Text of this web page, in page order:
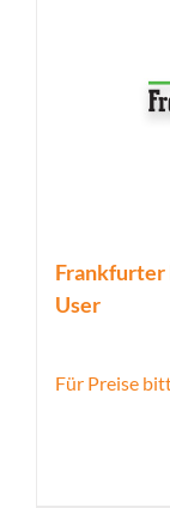
Frankfurter
User
Für Preise